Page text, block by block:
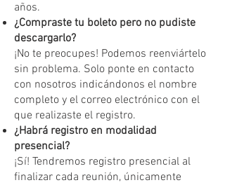
años.
¿Compraste tu boleto pero no pudiste
descargarlo?
¡No te preocupes! Podemos reenviártelo
sin problema. Solo ponte en contacto
con nosotros indicándonos el nombre
completo y el correo electrónico con el
que realizaste el registro.
¿Habrá registro en modalidad
presencial?
¡Sí! Tendremos registro presencial al
finalizar cada reunión, únicamente